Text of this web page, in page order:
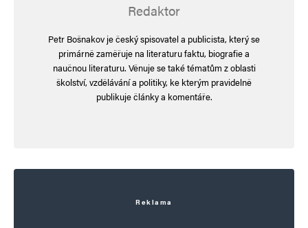
Navigace pro komentáře
Starší komentáře
Napsat komentář
Vaše e-mailová adresa nebude zveřejněna. Vyžadované informace jsou
Redaktor
Petr Bošnakov je český spisovatel a publicista, který se
primárně zaměřuje na literaturu faktu, biografie a
naučnou literaturu. Věnuje se také tématům z oblasti
školství, vzdělávání a politiky, ke kterým pravidelně
publikuje články a komentáře.
Reklama